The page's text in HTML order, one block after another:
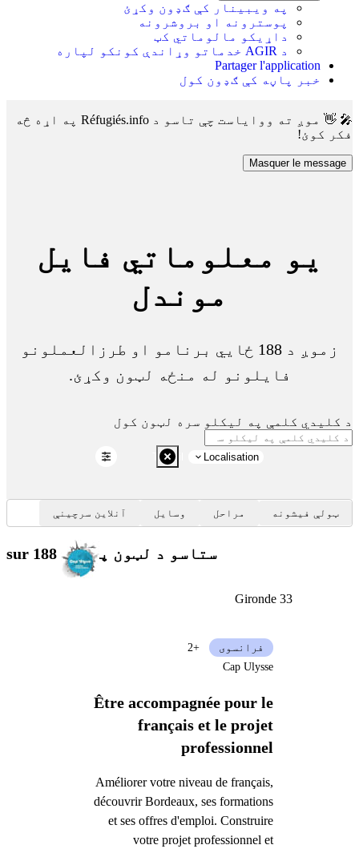
په ویبینار کې ګډون وکړئ
پوسترونه او بروشرونه
داړیکو مالوماتي کټ
د AGIR خدماتو وړاندې کونکو لپاره
Partager l'application
خبر پاڼه کې ګډون کول
🎤 👋 موږ ته ووایاست چې تاسو د Réfugiés.info په اړه څه
فکر کوئ!
Masquer le message
یو معلوماتي فایل
موندل
زموږ د 188 ځايي برنامو او طرزالعملونو
فایلونو له منځه لټون وکړئ.
د کلیدي کلمې په لیکلو سره لټون کول
Localisation
Travail
ټولې فیشونه مراحل وسایل آنلاین سرچینې
ستاسو د لټون پایلې
Gironde 33
Être accompagnée pour le
français et le projet
professionnel
Améliorer votre niveau de français,
découvrir Bordeaux, ses formations
et ses offres d'emploi. Construire
votre projet professionnel et
فرانسوی
+2
Cap Ulysse